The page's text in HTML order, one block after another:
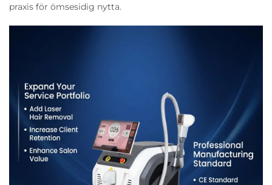
praxis för ömsesidig nytta.